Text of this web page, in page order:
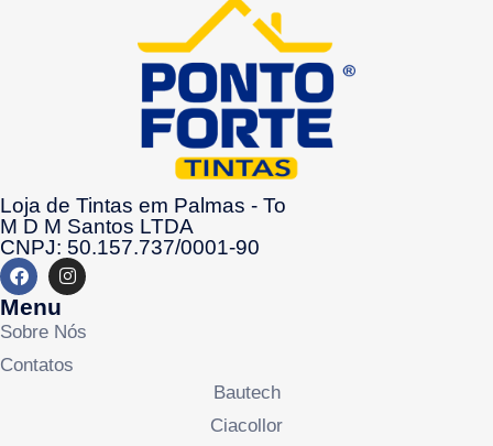
Loja de Tintas em Palmas - To
M D M Santos LTDA
CNPJ: 50.157.737/0001-90
Menu
Sobre Nós
Contatos
Bautech
Ciacollor